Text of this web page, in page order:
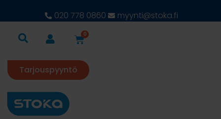
020 778 0860 myynti@stoka.fi
0
Tarjouspyyntö